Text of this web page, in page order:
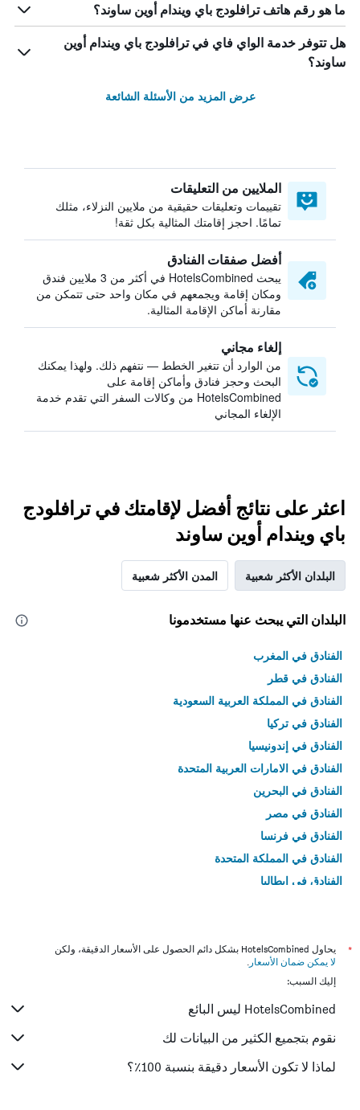
ما هو رقم هاتف ترافلودج باي ويندام أوين ساوند؟
هل تتوفر خدمة الواي فاي في ترافلودج باي ويندام أوين
ساوند؟
عرض المزيد من الأسئلة الشائعة
الملايين من التعليقات
تقييمات وتعليقات حقيقية من ملايين النزلاء، مثلك
تمامًا. احجز إقامتك المثالية بكل ثقة!
أفضل صفقات الفنادق
يبحث HotelsCombined في أكثر من 3 ملايين فندق
ومكان إقامة ويجمعهم في مكان واحد حتى تتمكن من
مقارنة أماكن الإقامة المثالية.
إلغاء مجاني
من الوارد أن تتغير الخطط — نتفهم ذلك. ولهذا يمكنك
البحث وحجز فنادق وأماكن إقامة على
HotelsCombined من وكالات السفر التي تقدم خدمة
الإلغاء المجاني
اعثر على نتائج أفضل لإقامتك في ترافلودج
باي ويندام أوين ساوند
البلدان الأكثر شعبية المدن الأكثر شعبية
البلدان التي يبحث عنها مستخدمونا
الفنادق في المغرب
الفنادق في قطر
الفنادق في المملكة العربية السعودية
الفنادق في تركيا
الفنادق في إندونيسيا
الفنادق في الامارات العربية المتحدة
الفنادق في البحرين
الفنادق في مصر
الفنادق في فرنسا
الفنادق في المملكة المتحدة
الفنادق في إيطاليا
*
يحاول HotelsCombined بشكل دائم الحصول على الأسعار الدقيقة، ولكن
لا يمكن ضمان الأسعار .
إليك السبب:
HotelsCombined ليس البائع
نقوم بتجميع الكثير من البيانات لك
لماذا لا تكون الأسعار دقيقة بنسبة 100٪؟